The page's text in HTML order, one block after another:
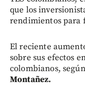
que los
rendimientos para
El reciente
sobre sus efectos
colombianos,
Montañez.